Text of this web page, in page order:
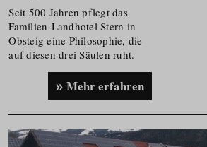
Seit 500 Jahren pflegt das
Familien-Landhotel Stern in
Obsteig eine Philosophie, die
auf diesen drei Säulen ruht.
Mehr erfahren